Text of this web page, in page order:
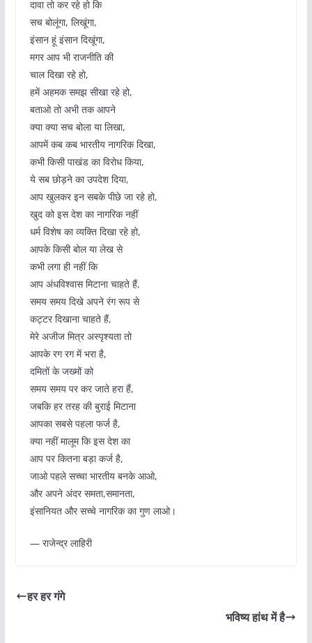
दावा तो कर रहे हो कि
सच बोलूंगा, लिखूंगा,
इंसान हूं इंसान दिखूंगा,
मगर आप भी राजनीति की
चाल दिखा रहे हो,
हमें अहमक समझ सीखा रहे हो,
बताओ तो अभी तक आपने
क्या क्या सच बोला या लिखा,
आपमें कब कब भारतीय नागरिक दिखा,
कभी किसी पाखंड का विरोध किया,
ये सब छोड़ने का उपदेश दिया,
आप खुलकर इन सबके पीछे जा रहे हो,
खुद को इस देश का नागरिक नहीं
धर्म विशेष का व्यक्ति दिखा रहे हो,
आपके किसी बोल या लेख से
कभी लगा ही नहीं कि
आप अंधविश्वास मिटाना चाहते हैं,
समय समय दिखे अपने रंग रूप से
कट्टर दिखाना चाहते हैं,
मेरे अजीज मित्र अस्पृश्यता तो
आपके रग रग में भरा है,
दमितों के जख्मों को
समय समय पर कर जाते हरा हैं,
जबकि हर तरह की बुराई मिटाना
आपका सबसे पहला फर्ज है,
क्या नहीं मालूम कि इस देश का
आप पर कितना बड़ा कर्ज है,
जाओ पहले सच्चा भारतीय बनके आओ,
और अपने अंदर समता,समानता,
इंसानियत और सच्चे नागरिक का गुण लाओ।
— राजेन्द्र लाहिरी
हर हर गंगे
भविष्य हांथ में है